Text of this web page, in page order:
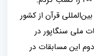
قرآن از کشور
ملی سنگاپور در
2017 و 2023 و رتبه دوم این مسابقات در